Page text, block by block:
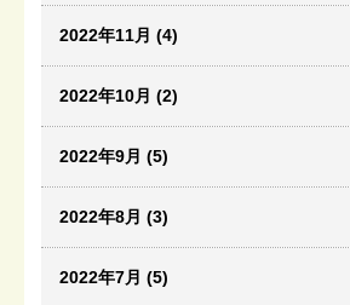
2022年11月 (4)
2022年10月 (2)
2022年9月 (5)
2022年8月 (3)
2022年7月 (5)